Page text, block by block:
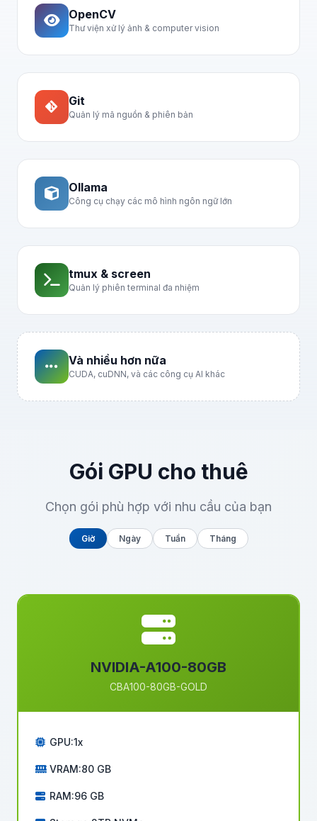
OpenCV
Thư viện xử lý ảnh & computer vision
Git
Quản lý mã nguồn & phiên bản
Ollama
Công cụ chạy các mô hình ngôn ngữ lớn
tmux & screen
Quản lý phiên terminal đa nhiệm
Và nhiều hơn nữa
CUDA, cuDNN, và các công cụ AI khác
Gói GPU cho thuê
Chọn gói phù hợp với nhu cầu của bạn
Giờ Ngày Tuần Tháng
NVIDIA-A100-80GB
CBA100-80GB-GOLD
GPU:1x
VRAM:80 GB
RAM:96 GB